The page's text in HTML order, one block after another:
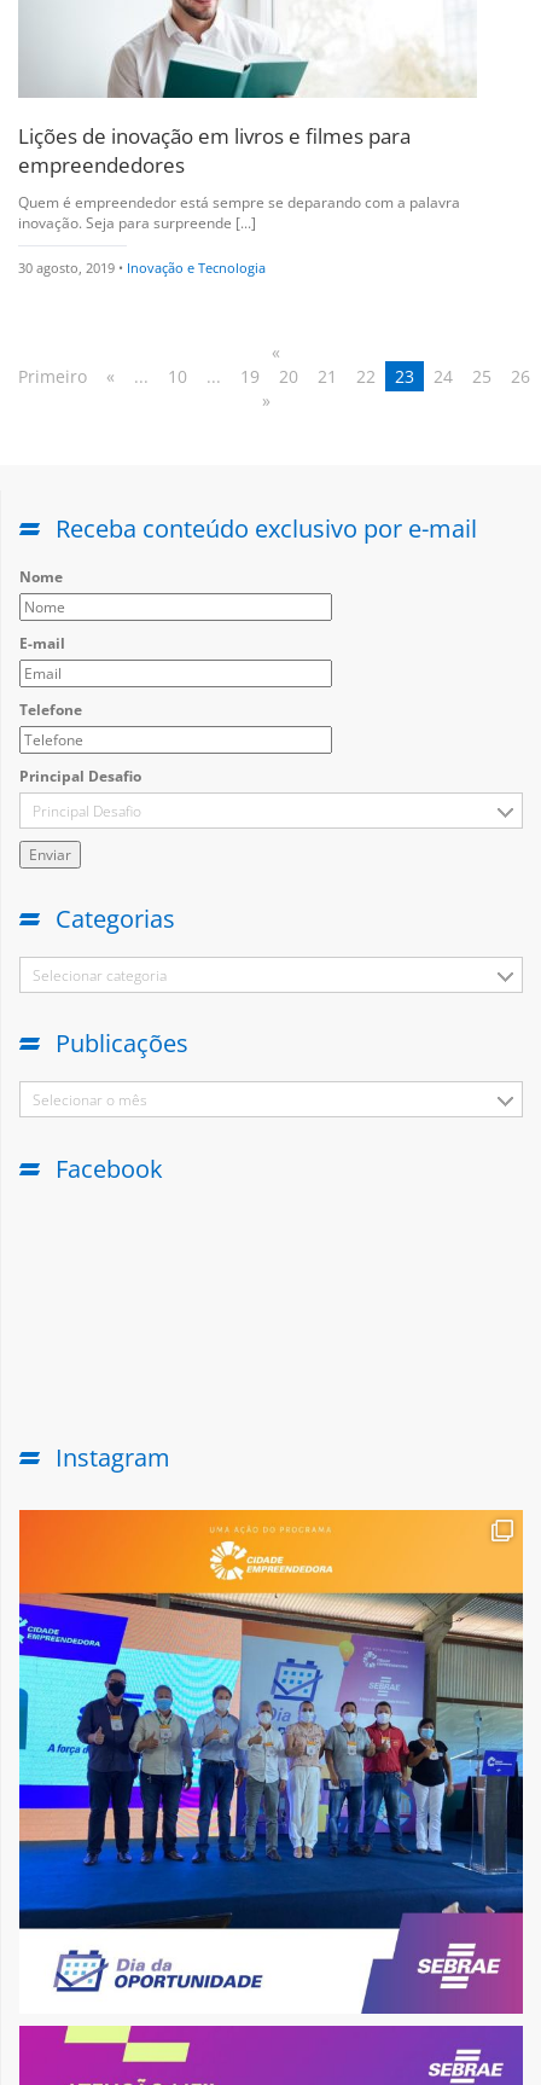
Lições de inovação em livros e filmes para
empreendedores
Quem é empreendedor está sempre se deparando com a palavra
inovação. Seja para surpreende [...]
30 agosto, 2019 • Inovação e Tecnologia
«
Primeiro
« ... 10 ... 19 20 21 22 23 24 25
26
»
Receba conteúdo exclusivo por e-mail
Nome
E-mail
Telefone
Principal Desafio
Principal Desafio
Categorias
Selecionar categoria
Publicações
Selecionar o mês
Facebook
Instagram